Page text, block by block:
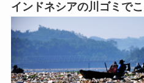
インドネシアの川ゴミで